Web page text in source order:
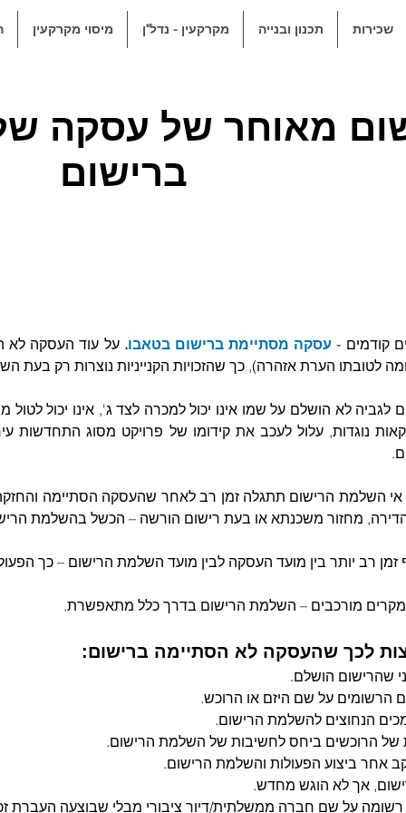
מיסוי מקרקעין מקרקעין - נדל"ן תכנון ובנייה שכירות
מאוחר של עסקה
ברישום
קודמים - עסקה מסתיימת ברישום בטאבו.
לטובתו הערת אזהרה), כך שהזכויות הקנייניות נוצרות רק בעת
מחזור משכנתא או בעת רישום הורשה – הכשל בהשלמת
זמן רב יותר בין מועד העסקה לבין מועד השלמת הרישום – כך
מורכבים – השלמת הרישום בדרך כלל מתאפשרת.
לכך שהעסקה לא הסתיימה ברישום:
שהרישום הושלם.
הרשומים על שם היזם או הרוכש.
הנחוצים להשלמת הרישום.
של הרוכשים ביחס לחשיבות של השלמת הרישום.
אחר ביצוע הפעולות והשלמת הרישום.
אך לא הוגש מחדש.
רשומה על שם חברה ממשלתית/דיור ציבורי מבלי שבוצעה העברת